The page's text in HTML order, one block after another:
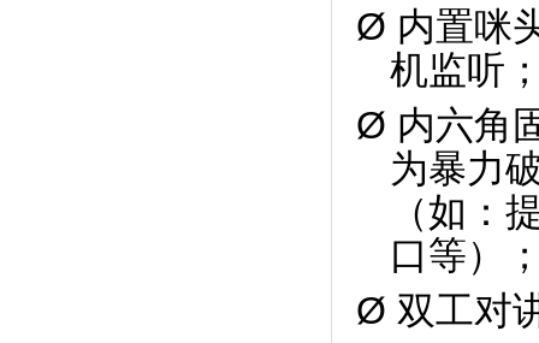
Ø 内置咪
机监听
Ø 内六角
为暴力
（如：
口等）
Ø 双工对